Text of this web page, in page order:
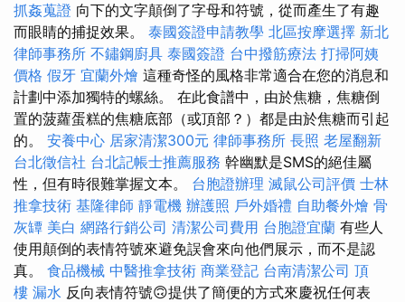
抓姦蒐證 向下的文字顛倒了字母和符號，從而產生了有趣
而眼睛的捕捉效果。 泰國簽證申請教學 北區按摩選擇 新北
律師事務所 不鏽鋼廚具 泰國簽證 台中撥筋療法 打掃阿姨
價格 假牙 宜蘭外燴 這種奇怪的風格非常適合在您的消息和
計劃中添加獨特的螺絲。 在此食譜中，由於焦糖，焦糖倒
置的菠蘿蛋糕的焦糖底部（或頂部？）都是由於焦糖而引起
的。 安養中心 居家清潔300元 律師事務所 長照 老屋翻新
台北徵信社 台北記帳士推薦服務 幹幽默是SMS的絕佳屬
性，但有時很難掌握文本。 台胞證辦理 滅鼠公司評價 士林
推拿技術 基隆律師 靜電機 辦護照 戶外婚禮 自助餐外燴 骨
灰罈 美白 網路行銷公司 清潔公司費用 台胞證宜蘭 有些人
使用顛倒的表情符號來避免誤會來向他們展示，而不是認
真。 食品機械 中醫推拿技術 商業登記 台南清潔公司 頂
樓 漏水 反向表情符號🙃提供了簡便的方式來慶祝任何表